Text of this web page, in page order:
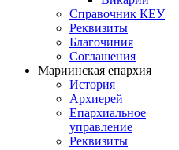
Справочник КЕУ
Реквизиты
Благочиния
Соглашения
Мариинская епархия
История
Архиерей
Епархиальное
управление
Реквизиты